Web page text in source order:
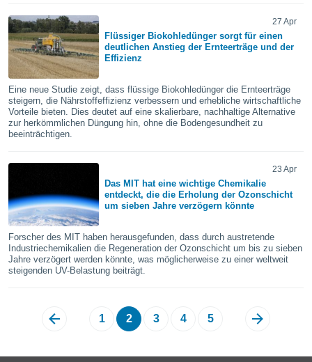
und
um
dieser
und diese
Einige
27 Apr
Flüssiger Biokohledünger sorgt für einen
deutlichen Anstieg der Ernteerträge und der
Effizienz
Eine neue Studie zeigt, dass flüssige Biokohledünger die Ernteerträge
steigern, die Nährstoffeffizienz verbessern und erhebliche wirtschaftliche
Vorteile bieten. Dies deutet auf eine skalierbare, nachhaltige Alternative
zur herkömmlichen Düngung hin, ohne die Bodengesundheit zu
beeinträchtigen.
23 Apr
Das MIT hat eine wichtige Chemikalie
entdeckt, die die Erholung der Ozonschicht
um sieben Jahre verzögern könnte
Forscher des MIT haben herausgefunden, dass durch austretende
Industriechemikalien die Regeneration der Ozonschicht um bis zu sieben
Jahre verzögert werden könnte, was möglicherweise zu einer weltweit
steigenden UV-Belastung beiträgt.
1 2 3 4 5